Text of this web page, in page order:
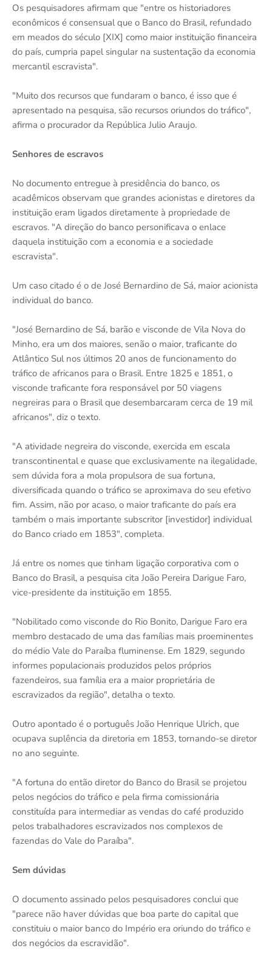
Os pesquisadores afirmam que "entre os historiadores
econômicos é consensual que o Banco do Brasil, refundado
em meados do século [XIX] como maior instituição financeira
do país, cumpria papel singular na sustentação da economia
mercantil escravista".
"Muito dos recursos que fundaram o banco, é isso que é
apresentado na pesquisa, são recursos oriundos do tráfico",
afirma o procurador da República Julio Araujo.
Senhores de escravos
No documento entregue à presidência do banco, os
acadêmicos observam que grandes acionistas e diretores da
instituição eram ligados diretamente à propriedade de
escravos. "A direção do banco personificava o enlace
daquela instituição com a economia e a sociedade
escravista".
Um caso citado é o de José Bernardino de Sá, maior acionista
individual do banco.
"José Bernardino de Sá, barão e visconde de Vila Nova do
Minho, era um dos maiores, senão o maior, traficante do
Atlântico Sul nos últimos 20 anos de funcionamento do
tráfico de africanos para o Brasil. Entre 1825 e 1851, o
visconde traficante fora responsável por 50 viagens
negreiras para o Brasil que desembarcaram cerca de 19 mil
africanos", diz o texto.
"A atividade negreira do visconde, exercida em escala
transcontinental e quase que exclusivamente na ilegalidade,
sem dúvida fora a mola propulsora de sua fortuna,
diversificada quando o tráfico se aproximava do seu efetivo
fim. Assim, não por acaso, o maior traficante do país era
também o mais importante subscritor [investidor] individual
do Banco criado em 1853", completa.
Já entre os nomes que tinham ligação corporativa com o
Banco do Brasil, a pesquisa cita João Pereira Darigue Faro,
vice-presidente da instituição em 1855.
"Nobilitado como visconde do Rio Bonito, Darigue Faro era
membro destacado de uma das famílias mais proeminentes
do médio Vale do Paraíba fluminense. Em 1829, segundo
informes populacionais produzidos pelos próprios
fazendeiros, sua família era a maior proprietária de
escravizados da região", detalha o texto.
Outro apontado é o português João Henrique Ulrich, que
ocupava suplência da diretoria em 1853, tornando-se diretor
no ano seguinte.
"A fortuna do então diretor do Banco do Brasil se projetou
pelos negócios do tráfico e pela firma comissionária
constituída para intermediar as vendas do café produzido
pelos trabalhadores escravizados nos complexos de
fazendas do Vale do Paraíba".
Sem dúvidas
O documento assinado pelos pesquisadores conclui que
"parece não haver dúvidas que boa parte do capital que
constituiu o maior banco do Império era oriundo do tráfico e
dos negócios da escravidão".